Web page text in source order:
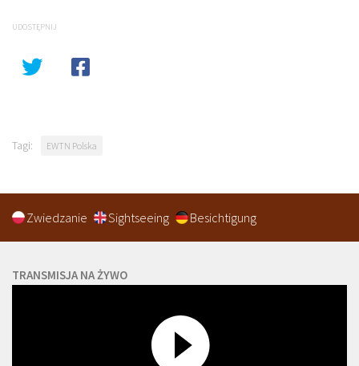
UDOSTĘPNIJ
Tagi: EWTN Polska
Zwiedzanie Sightseeing Besichtigung
TRANSMISJA NA ŻYWO